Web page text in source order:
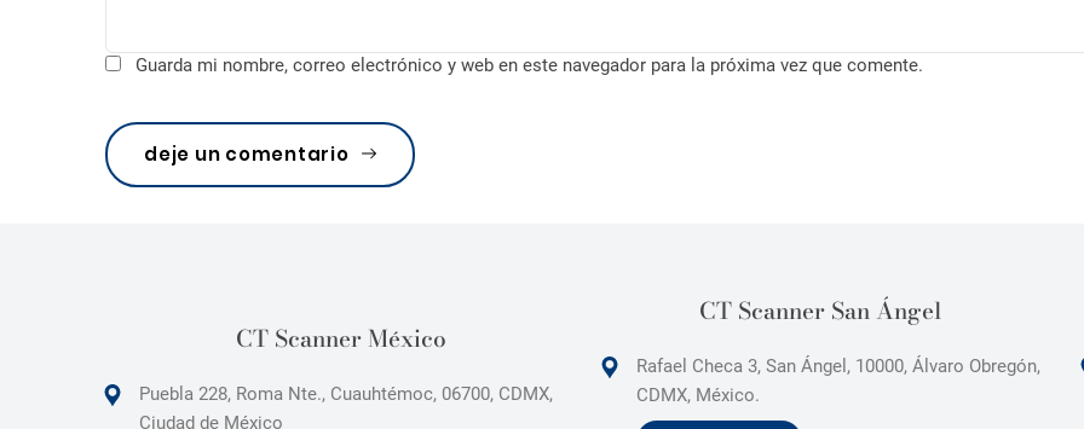
Guarda mi nombre, correo electrónico y web en este navegador para la próxima vez que comente.
deje un comentario
CT Scanner México
Puebla 228, Roma Nte., Cuauhtémoc, 06700, CDMX,
Ciudad de México
CT Scanner San Ángel
Rafael Checa 3, San Ángel, 10000, Álvaro Obregón,
CDMX, México.